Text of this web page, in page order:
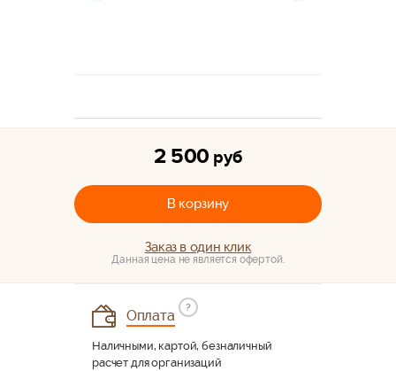
2 500 руб
В корзину
Заказ в один клик
Данная цена не является офертой.
Оплата
?
Наличными, картой, безналичный
расчет для организаций